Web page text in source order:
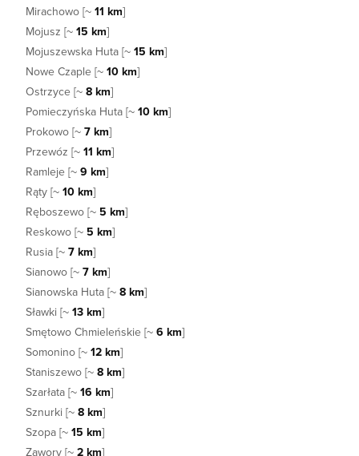
Mirachowo [~ 11 km]
Mojusz [~ 15 km]
Mojuszewska Huta [~ 15 km]
Nowe Czaple [~ 10 km]
Ostrzyce [~ 8 km]
Pomieczyńska Huta [~ 10 km]
Prokowo [~ 7 km]
Przewóz [~ 11 km]
Ramleje [~ 9 km]
Rąty [~ 10 km]
Ręboszewo [~ 5 km]
Reskowo [~ 5 km]
Rusia [~ 7 km]
Sianowo [~ 7 km]
Sianowska Huta [~ 8 km]
Sławki [~ 13 km]
Smętowo Chmieleńskie [~ 6 km]
Somonino [~ 12 km]
Staniszewo [~ 8 km]
Szarłata [~ 16 km]
Sznurki [~ 8 km]
Szopa [~ 15 km]
Zawory [~ 2 km]